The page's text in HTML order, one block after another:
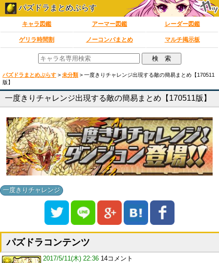
パズドラまとめぷらす
キャラ図鑑 アーマー図鑑 レーダー図鑑
ゲリラ時間割 ノーコンパまとめ マルチ掲示板
パズドラまとめぷらす > 未分類 > 一度きりチャレンジ出現する敵の簡易まとめ【170511
版】
一度きりチャレンジ出現する敵の簡易まとめ【170511版】
一度きりチャレンジ
パズドラコンテンツ
2017/5/11(木) 22:36 14コメント